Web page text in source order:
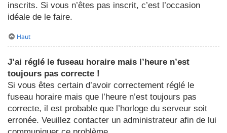
inscrits. Si vous n’êtes pas inscrit, c’est l’occasion
idéale de le faire.
Haut
J’ai réglé le fuseau horaire mais l’heure n’est
toujours pas correcte !
Si vous êtes certain d’avoir correctement réglé le
fuseau horaire mais que l’heure n’est toujours pas
correcte, il est probable que l’horloge du serveur soit
erronée. Veuillez contacter un administrateur afin de lui